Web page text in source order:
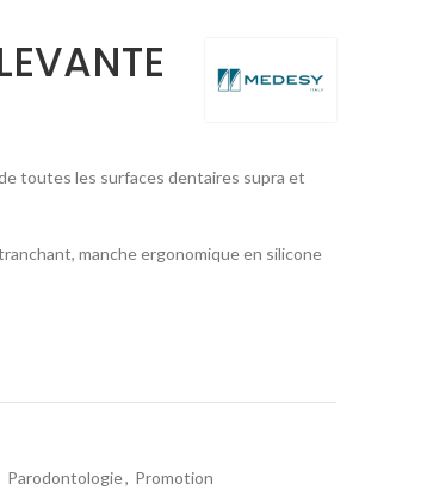
toutes les surfaces dentaires supra et
manche ergonomique en silicone
Parodontologie, Promotion